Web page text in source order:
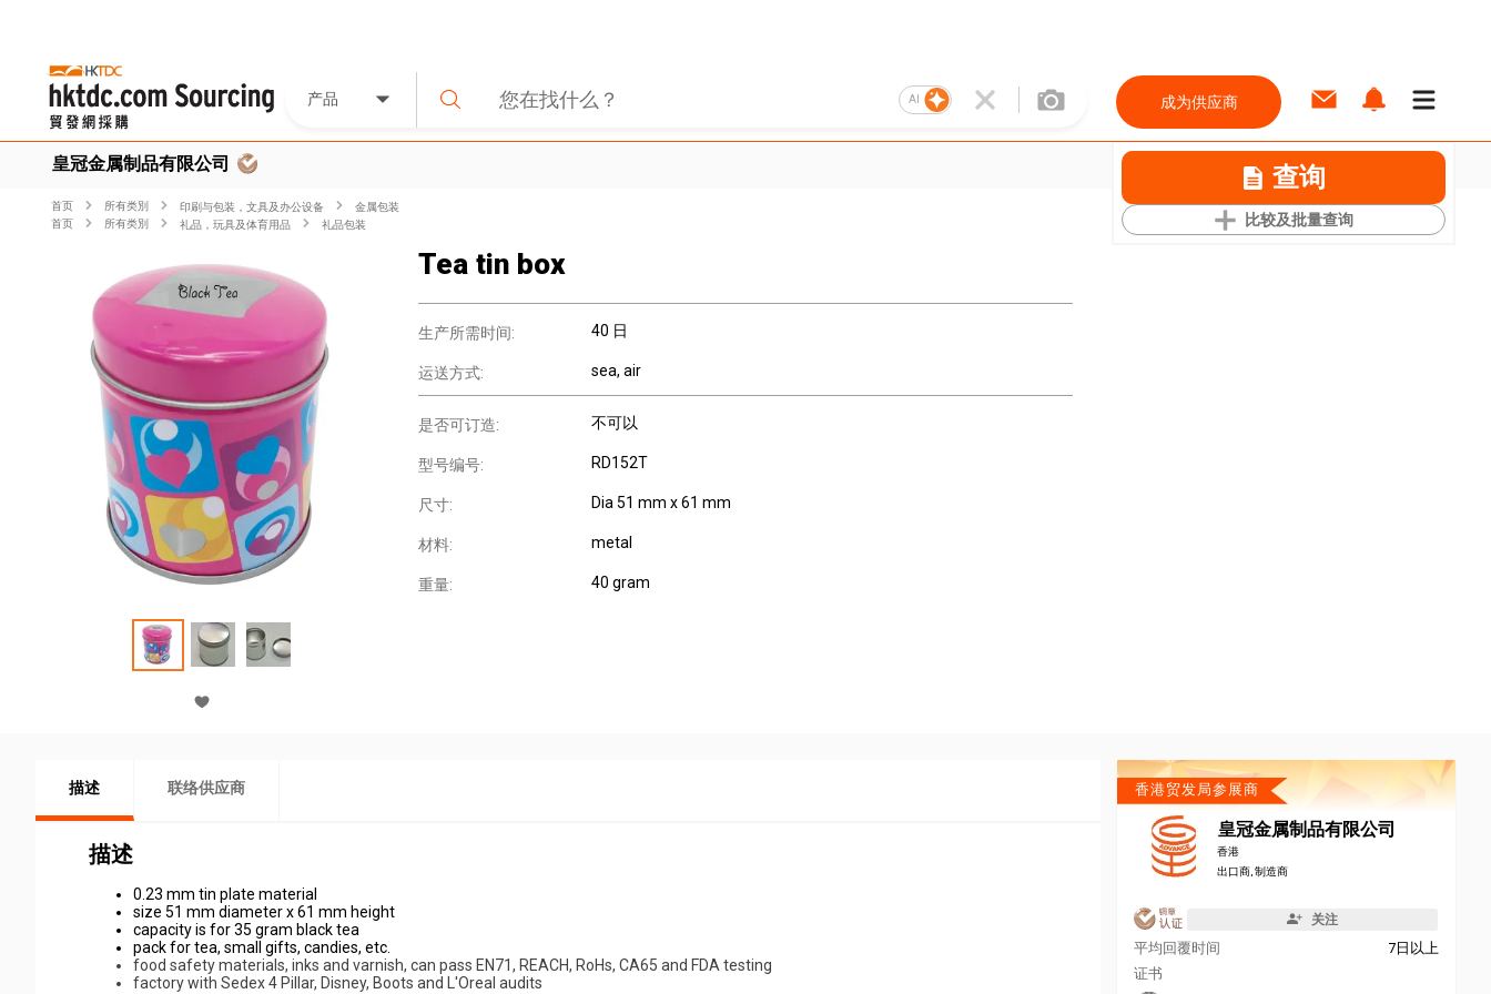
产品 AI 成为供应商
皇冠金属制品有限公司 查询
比较及批量查询
首页 所有类別 印刷与包装，文具及办公设备
金属包装
首页
所有类別 礼品，玩具及体育用品 礼品包装
Tea tin box
生产所需时间: 40 日
运送方式: sea, air
是否可订造: 不可以
型号编号: RD152T
尺寸: Dia 51 mm x 61 mm
材料: metal
重量: 40 gram
描述 联络供应商
描述
0.23 mm tin plate material
size 51 mm diameter x 61 mm height
capacity is for 35 gram black tea
pack for tea, small gifts, candies, etc.
food safety materials, inks and varnish, can pass EN71, REACH, RoHs, CA65 and FDA testing
factory with Sedex 4 Pillar, Disney, Boots and L'Oreal audits
香港贸发局参展商
皇冠金属制品有限公司
香港
出口商, 制造商
关注
平均回覆时间
7日以上
证书